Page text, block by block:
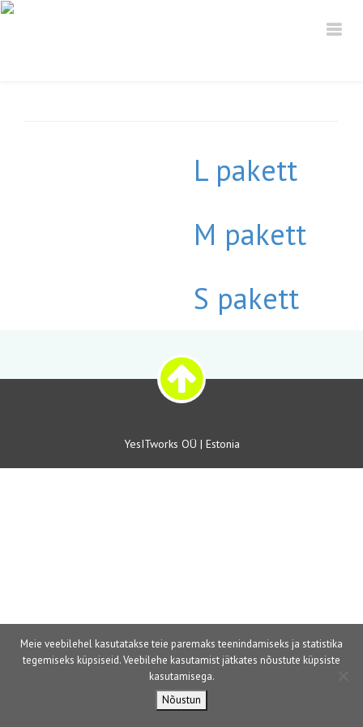
L pakett
M pakett
S pakett
YesITworks OÜ | Estonia
Meie veebilehel kasutatakse teie paremaks teenindamiseks ja statistika
tegemiseks küpsiseid. Veebilehe kasutamist jätkates nõustute küpsiste
kasutamisega.
Nõustun